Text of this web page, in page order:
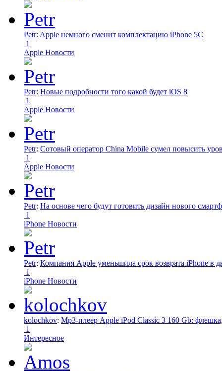
Petr: Apple немного сменит комплектацию iPhone 5C
1
Apple Новости
Petr: Новые подробности того какой будет iOS 8
1
Apple Новости
Petr: Сотовый оператор China Mobile сумел повысить
1
Apple Новости
Petr: На основе чего будут готовить дизайн нового
1
iPhone Новости
Petr: Компания Apple уменьшила срок возврата iPhone в
1
iPhone Новости
kolochkov: Mp3-плеер Apple iPod Classic 3 160 Gb:
1
Интересное